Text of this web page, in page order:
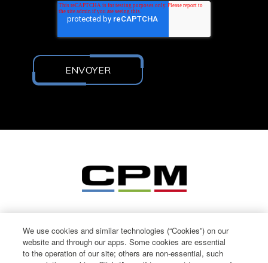
We use cookies and similar technologies (“Cookies”) on our
website and through our apps. Some cookies are essential
to the operation of our site; others are non-essential, such